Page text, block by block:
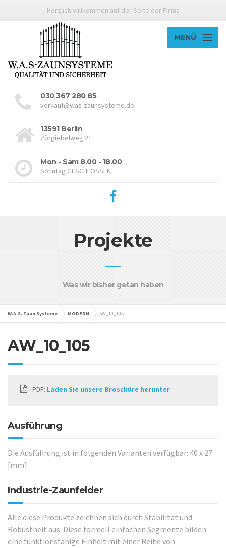
Herzlich willkommen auf der Seite der Firma
MENÜ
030 367 280 85
verkauf@was-zaunsysteme.de
13591 Berlin
Zörgiebelweg 21
Mon - Sam 8.00 - 18.00
Sonntag GESCHLOSSEN
Projekte
Was wir bisher getan haben
W.A.S. Zaun Systeme MODERN AW_10_105
AW_10_105
PDF: Laden Sie unsere Broschüre herunter
Ausführung
Die Ausführung ist in folgenden Varianten verfügbar: 40 x 27
[mm]
Industrie-Zaunfelder
Alle diese Produkte zeichnen sich durch Stabilität und
Robustheit aus. Diese formell einfachen Segmente bilden
eine funktionsfähige Einheit mit einer Reihe von